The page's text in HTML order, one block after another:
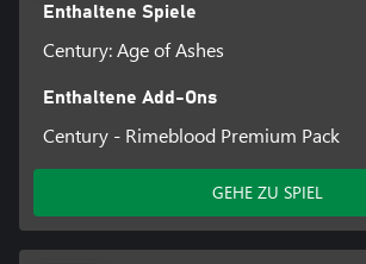
Enthaltene Spiele
Century: Age of Ashes
Enthaltene Add-Ons
Century - Rimeblood Premium Pack
GEHE ZU SPIEL